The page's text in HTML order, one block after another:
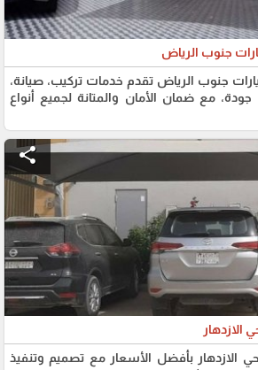
جنوب الرياض
جنوب الرياض تقدم خدمات تركيب، صيانة،
مع ضمان الأمان والمتانة لجميع أنواع
share
الازدهار
الازدهار بأفضل الأسعار مع تصميم وتنفيذ